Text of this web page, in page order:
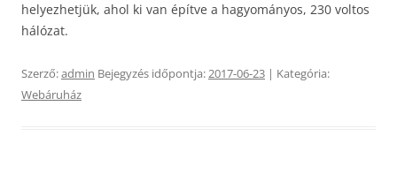
helyezhetjük, ahol ki van építve a hagyományos, 230 voltos
hálózat.
Szerző:admin Bejegyzés időpontja:2017-06-23 | Kategória:
Webáruház